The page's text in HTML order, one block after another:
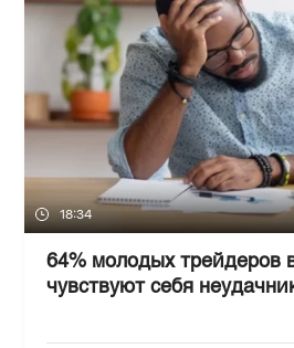
18:34
64% молодых
чувствуют себя